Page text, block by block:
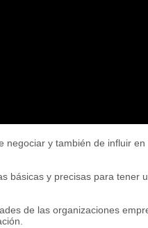
y también de influir
básicas y precisas para tener
de las organizaciones